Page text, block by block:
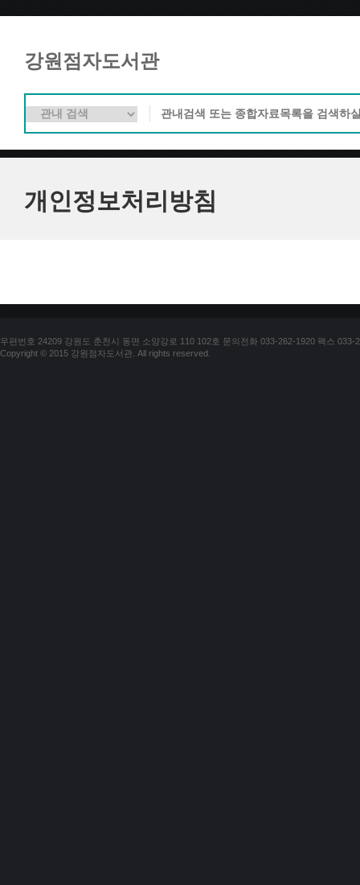
강원점자도서관
개인정보처리방침
우편번호 24209 강원도 춘천시 동면 소양강로 110 102호 문의전화 033-262-1920 팩스 033-
Copyright © 2015 강원점자도서관. All rights reserved.